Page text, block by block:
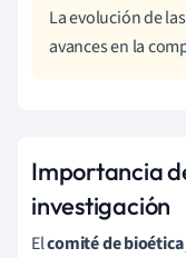
La evolución de
avances en la
Importancia
investigación
Elcomité de bioética